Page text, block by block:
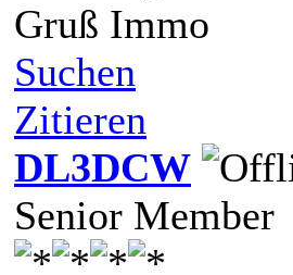
Gruß Immo
Suchen
Zitieren
DL3DCW
Senior Member